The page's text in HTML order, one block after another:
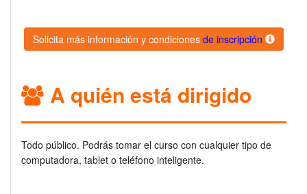
Solicita más información y condiciones de inscripción
A quién está dirigido
Todo público. Podrás tomar el curso con cualquier tipo de
computadora, tablet o teléfono inteligente.